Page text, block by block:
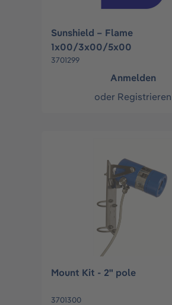
Sunshield – Flame
1x00/3x00/5x00
3701299
Anmelden
oder Registrieren
Mount Kit - 2" pole
3701300